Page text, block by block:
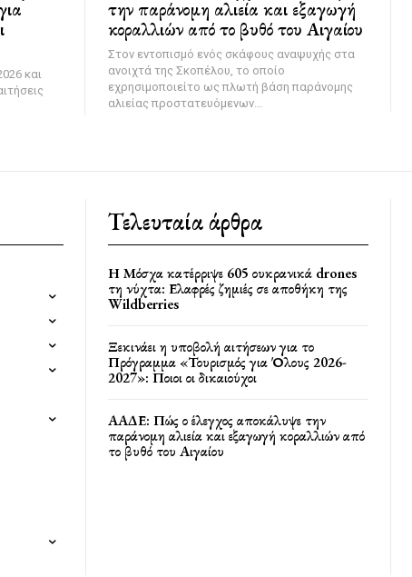
και
την παράνομη αλιεία και εξαγωγή
κοραλλιών από το βυθό του Αιγαίου
Στον εντοπισμό ενός σκάφους αναψυχής στα
ανοιχτά της Σκοπέλου, το οποίο
εχρησιμοποιείτο ως πλωτή βάση παράνομης
αλιείας προστατευόμενων...
Τελευταία άρθρα
Η Μόσχα κατέρριψε 605 ουκρανικά drones
τη νύχτα: Ελαφρές ζημιές σε αποθήκη της
Wildberries
Ξεκινάει η υποβολή αιτήσεων για το
Πρόγραμμα «Τουρισμός για Όλους 2026-
2027»: Ποιοι οι δικαιούχοι
ΑΑΔΕ: Πώς ο έλεγχος αποκάλυψε την
παράνομη αλιεία και εξαγωγή κοραλλιών από
το βυθό του Αιγαίου